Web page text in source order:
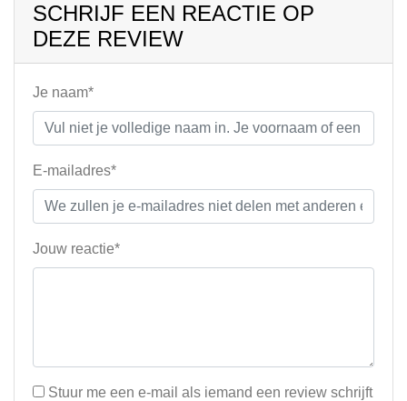
SCHRIJF EEN REACTIE OP
DEZE REVIEW
Je naam*
E-mailadres*
Jouw reactie*
Stuur me een e-mail als iemand een review schrijft